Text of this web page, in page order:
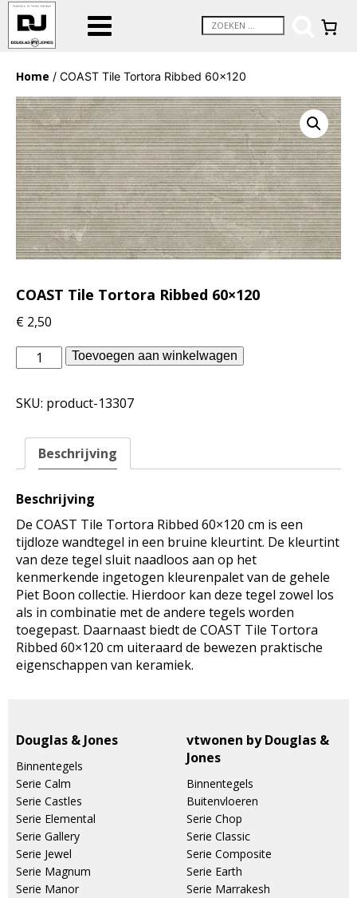
Home / COAST Tile Tortora Ribbed 60×120
COAST Tile Tortora Ribbed 60×120
€ 2,50
Piet
Boon
-
Tile
Tortora
60x120
Toevoegen aan winkelwagen
SKU: product-13307
Beschrijving
Beschrijving
De COAST Tile Tortora Ribbed 60×120 cm is een
tijdloze wandtegel in een bruine kleurtint. De kleurtint
van deze tegel sluit naadloos aan op het
kenmerkende ingetogen kleurenpalet van de gehele
Piet Boon collectie. Hierdoor kan deze tegel zowel los
als in combinatie met de andere tegels worden
toegepast. Daarnaast biedt de COAST Tile Tortora
Ribbed 60×120 cm uiteraard de bewezen praktische
eigenschappen van keramiek.
Douglas & Jones
Binnentegels
Serie Calm
Serie Castles
Serie Elemental
Serie Gallery
Serie Jewel
Serie Magnum
Serie Manor
vtwonen by Douglas &
Jones
Binnentegels
Buitenvloeren
Serie Chop
Serie Classic
Serie Composite
Serie Earth
Serie Marrakesh